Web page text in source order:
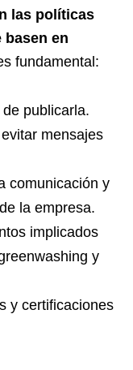
las políticas
basen en
fundamental:
publicarla.
mensajes
comunicación y
la empresa.
implicados
y
y certificaciones